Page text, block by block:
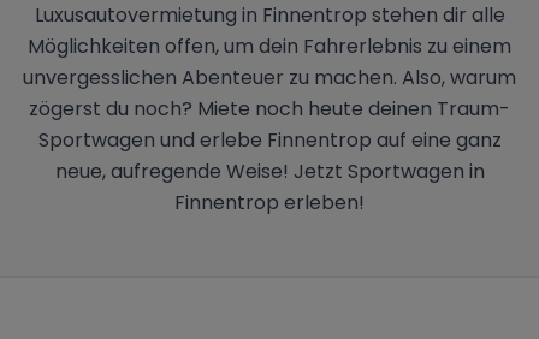
Luxusautovermietung in Finnentrop stehen dir alle
Möglichkeiten offen, um dein Fahrerlebnis zu einem
unvergesslichen Abenteuer zu machen. Also, warum
zögerst du noch? Miete noch heute deinen Traum-
Sportwagen und erlebe Finnentrop auf eine ganz
neue, aufregende Weise! Jetzt Sportwagen in
Finnentrop erleben!